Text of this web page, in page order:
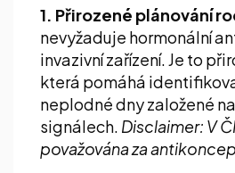
1. Přirozené plánování
nevyžaduje hormonální
invazivní zařízení. Je to
která pomáhá
neplodné dny založené
signálech. Disclaimer: V
považována za